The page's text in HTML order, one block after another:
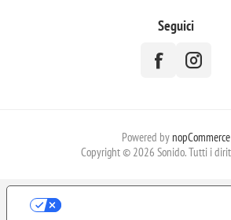
Seguici
Powered by nopCommerce
Copyright © 2026 Sonido. Tutti i
LE TUE PREFERENZE